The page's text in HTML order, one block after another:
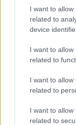
I want to
related to
device
I want to
related to
I want to
related to
I want to
related to
IL